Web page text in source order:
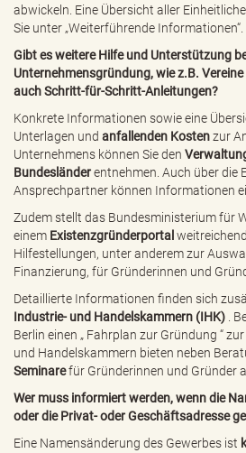
abwickeln. Eine Übersicht aller
Sie unter „Weiterführende Informationen“.
Gibt es weitere Hilfe und Unterstützung
Unternehmensgründung, wie z.B.
auch Schritt-für-Schritt-Anleitungen?
Konkrete Informationen sowie eine
Unterlagen und anfallenden Kostenzur
Unternehmens können Sie den
Bundesländerentnehmen. Auch über die
Ansprechpartner können Informationen
Zudem stellt das Bundesministerium für
einem Existenzgründerportal
Hilfestellungen, unter anderem zur
Finanzierung, für Gründerinnen und
Detaillierte Informationen finden sich
Industrie- und Handelskammern (IHK) .
Berlin einen „ Fahrplan zur Gründung “
und Handelskammern bieten neben
Seminarefür Gründerinnen und Gründer
Wer muss informiert werden, wenn die
oder die Privat- oder Geschäftsadresse
Eine Namensänderung des Gewerbes ist